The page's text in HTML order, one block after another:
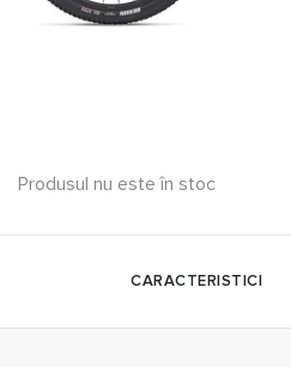
Produsul nu este în stoc
CARACTERISTICI